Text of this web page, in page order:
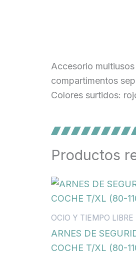
Accesorio
compartimentos
Colores surtidos:
Productos
OCIO Y TIEMPO LIBRE
ARNES DE
COCHE T/XL (80-